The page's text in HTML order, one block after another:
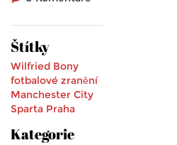
Štítky
Wilfried Bony
fotbalové zranění
Manchester City
Sparta Praha
Kategorie